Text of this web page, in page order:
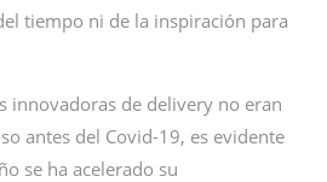
tiempo ni de la inspiración para
innovadoras de delivery no eran
antes del Covid-19, es evidente
se ha acelerado su